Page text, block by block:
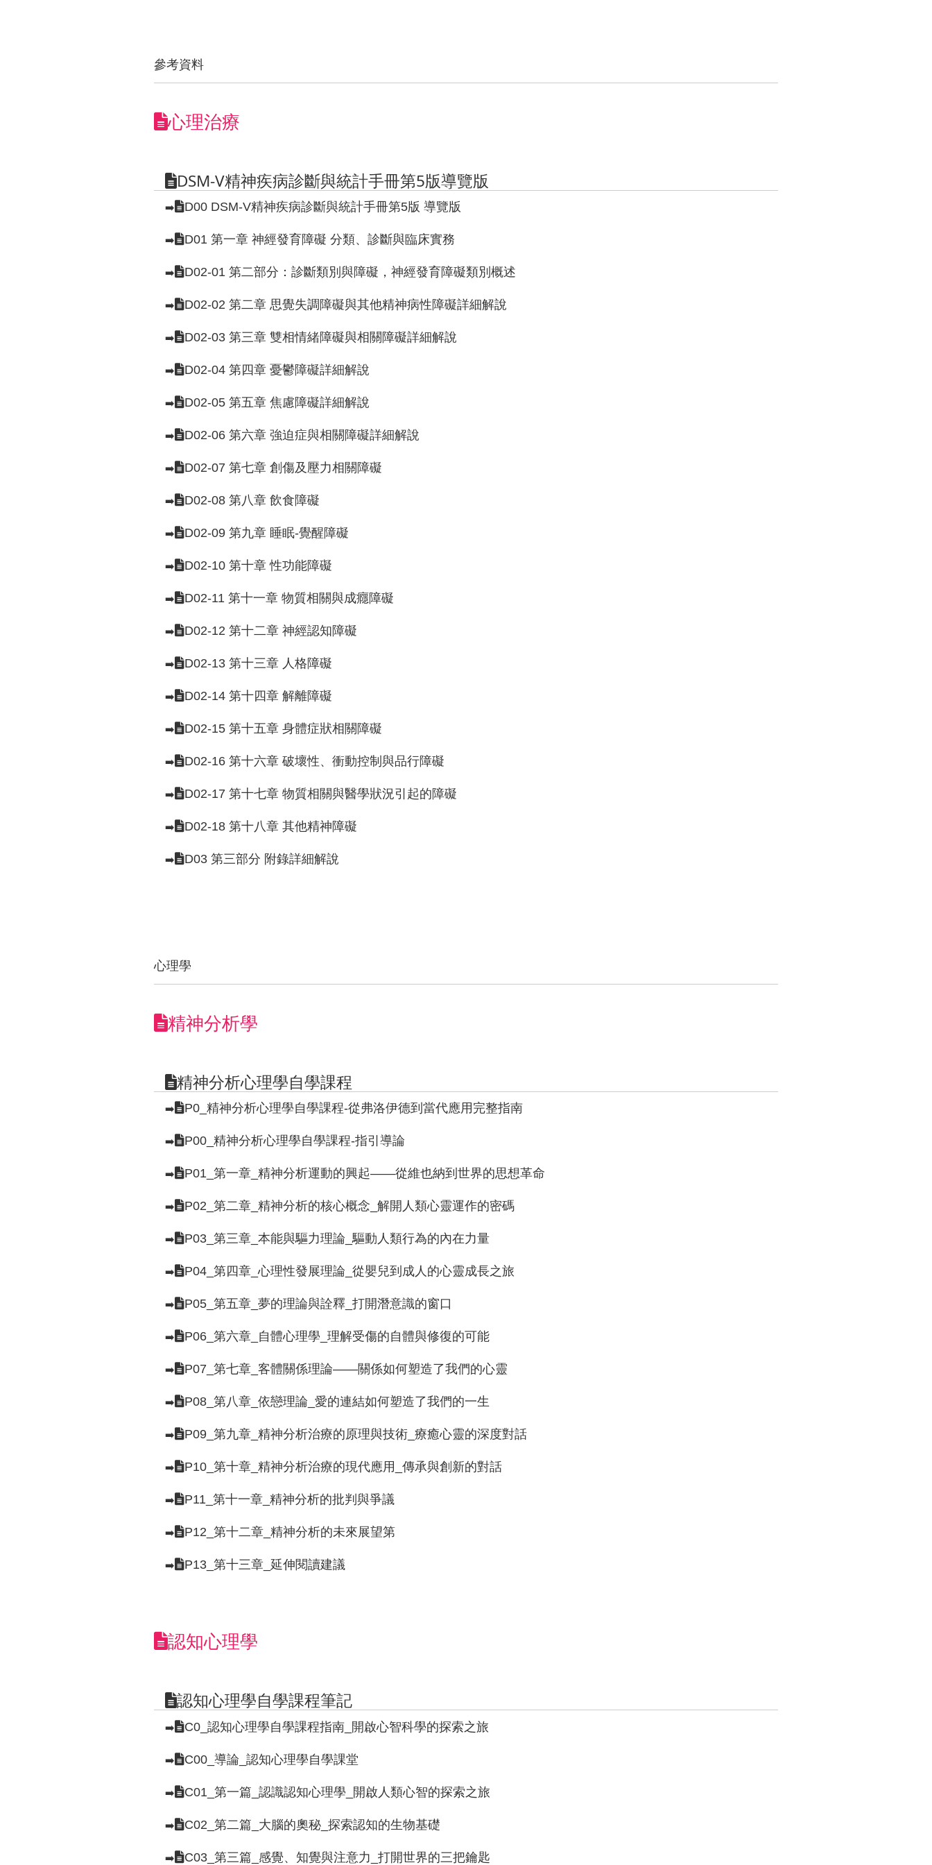
參考資料
心理治療
DSM-V精神疾病診斷與統計手冊第5版導覽版
➡️ D00 DSM-V精神疾病診斷與統計手冊第5版 導覽版
➡️ D01 第一章 神經發育障礙 分類、診斷與臨床實務
➡️ D02-01 第二部分：診斷類別與障礙，神經發育障礙類別概述
➡️ D02-02 第二章 思覺失調障礙與其他精神病性障礙詳細解說
➡️ D02-03 第三章 雙相情緒障礙與相關障礙詳細解說
➡️ D02-04 第四章 憂鬱障礙詳細解說
➡️ D02-05 第五章 焦慮障礙詳細解說
➡️ D02-06 第六章 強迫症與相關障礙詳細解說
➡️ D02-07 第七章 創傷及壓力相關障礙
➡️ D02-08 第八章 飲食障礙
➡️ D02-09 第九章 睡眠-覺醒障礙
➡️ D02-10 第十章 性功能障礙
➡️ D02-11 第十一章 物質相關與成癮障礙
➡️ D02-12 第十二章 神經認知障礙
➡️ D02-13 第十三章 人格障礙
➡️ D02-14 第十四章 解離障礙
➡️ D02-15 第十五章 身體症狀相關障礙
➡️ D02-16 第十六章 破壞性、衝動控制與品行障礙
➡️ D02-17 第十七章 物質相關與醫學狀況引起的障礙
➡️ D02-18 第十八章 其他精神障礙
➡️ D03 第三部分 附錄詳細解說
心理學
精神分析學
精神分析心理學自學課程
➡️ P0_精神分析心理學自學課程-從弗洛伊德到當代應用完整指南
➡️ P00_精神分析心理學自學課程-指引導論
➡️ P01_第一章_精神分析運動的興起——從維也納到世界的思想革命
➡️ P02_第二章_精神分析的核心概念_解開人類心靈運作的密碼
➡️ P03_第三章_本能與驅力理論_驅動人類行為的內在力量
➡️ P04_第四章_心理性發展理論_從嬰兒到成人的心靈成長之旅
➡️ P05_第五章_夢的理論與詮釋_打開潛意識的窗口
➡️ P06_第六章_自體心理學_理解受傷的自體與修復的可能
➡️ P07_第七章_客體關係理論——關係如何塑造了我們的心靈
➡️ P08_第八章_依戀理論_愛的連結如何塑造了我們的一生
➡️ P09_第九章_精神分析治療的原理與技術_療癒心靈的深度對話
➡️ P10_第十章_精神分析治療的現代應用_傳承與創新的對話
➡️ P11_第十一章_精神分析的批判與爭議
➡️ P12_第十二章_精神分析的未來展望第
➡️ P13_第十三章_延伸閱讀建議
認知心理學
認知心理學自學課程筆記
➡️ C0_認知心理學自學課程指南_開啟心智科學的探索之旅
➡️ C00_導論_認知心理學自學課堂
➡️ C01_第一篇_認識認知心理學_開啟人類心智的探索之旅
➡️ C02_第二篇_大腦的奧秘_探索認知的生物基礎
➡️ C03_第三篇_感覺、知覺與注意力_打開世界的三把鑰匙